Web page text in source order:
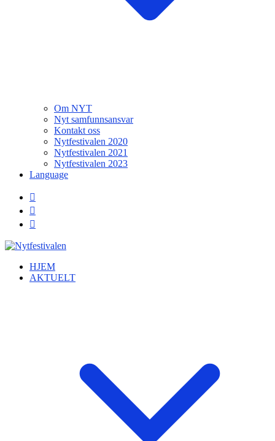
Om NYT
Nyt samfunnsansvar
Kontakt oss
Nytfestivalen 2020
Nytfestivalen 2021
Nytfestivalen 2023
Language
HJEM
AKTUELT